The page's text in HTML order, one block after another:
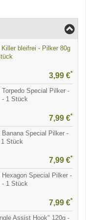
bleifrei - Pilker 80g
3,99 €*
Special Pilker -
- 1 Stück
7,99 €*
Banana Special Pilker -
1 Stück
7,99 €*
Special Pilker -
- 1 Stück
7,99 €*
Assist Hook" 120g -